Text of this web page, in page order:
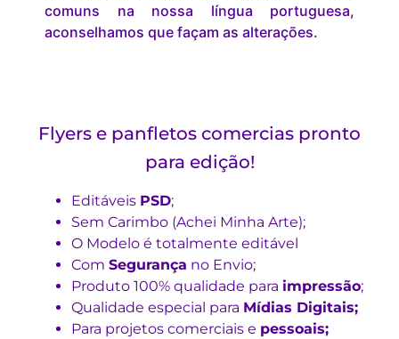
comuns na nossa língua portuguesa,
aconselhamos que façam as alterações.
Flyers e panfletos comercias pronto
para edição!
Editáveis PSD;
Sem Carimbo (Achei Minha Arte);
O Modelo é totalmente editável
Com Segurança no Envio;
Produto 100% qualidade para impressão;
Qualidade especial para Mídias Digitais;
Para projetos comerciais e pessoais;